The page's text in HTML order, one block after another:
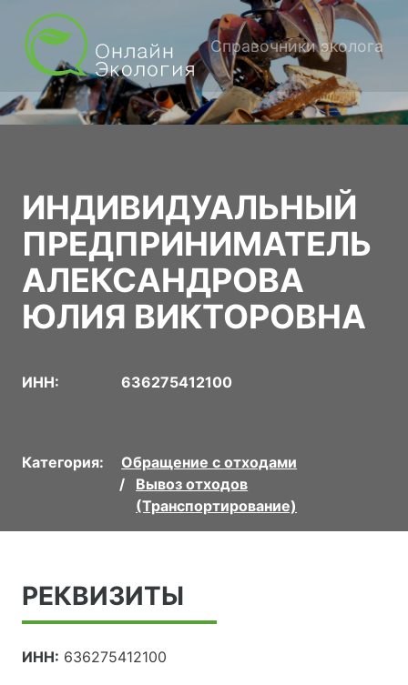
Справочники эколога
ИНДИВИДУАЛЬНЫЙ
ПРЕДПРИНИМАТЕЛЬ
АЛЕКСАНДРОВА
ЮЛИЯ ВИКТОРОВНА
ИНН: 636275412100
Категория:
Обращение с отходами
Вывоз отходов
(Транспортирование)
РЕКВИЗИТЫ
ИНН: 636275412100